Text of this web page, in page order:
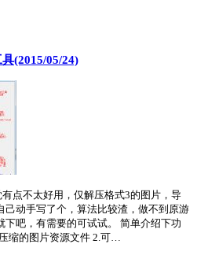
(2015/05/24)
点不太好用，仅解压格式3的图片，导
己动手写了个，算法比较渣，做不到原游
下吧，有需要的可试试。 简单介绍下功
缩的图片资源文件 2.可…